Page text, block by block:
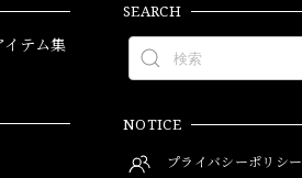
テム集
SEARCH
NOTICE
プライバシーポリシー